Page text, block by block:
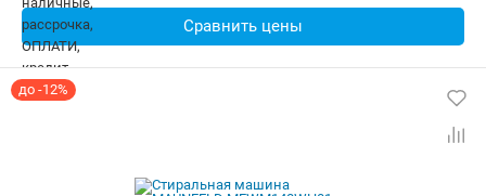
Сравнить цены
до -12%